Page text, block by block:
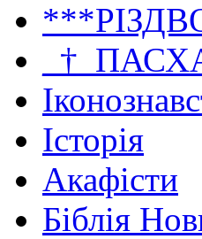
Історія
Акафісти
Біблія